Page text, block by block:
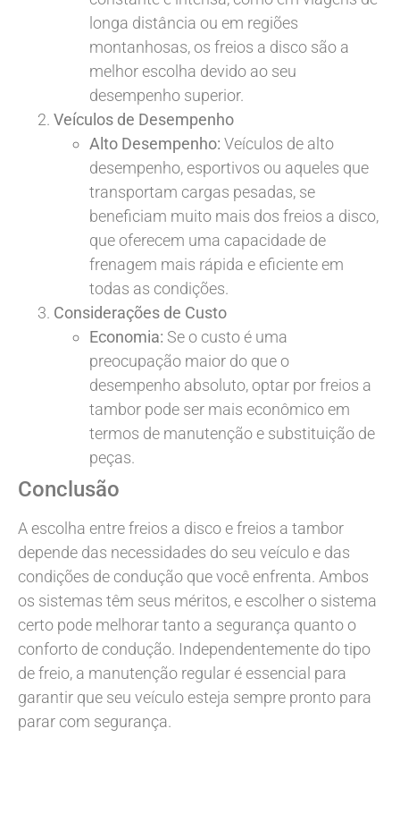
longa distância ou em regiões
montanhosas, os freios a disco são a
melhor escolha devido ao seu
desempenho superior.
Veículos de Desempenho
Alto Desempenho: Veículos de alto
desempenho, esportivos ou aqueles que
transportam cargas pesadas, se
beneficiam muito mais dos freios a disco,
que oferecem uma capacidade de
frenagem mais rápida e eficiente em
todas as condições.
Considerações de Custo
Economia: Se o custo é uma
preocupação maior do que o
desempenho absoluto, optar por freios a
tambor pode ser mais econômico em
termos de manutenção e substituição de
peças.
Conclusão
A escolha entre freios a disco e freios a tambor
depende das necessidades do seu veículo e das
condições de condução que você enfrenta. Ambos
os sistemas têm seus méritos, e escolher o sistema
certo pode melhorar tanto a segurança quanto o
conforto de condução. Independentemente do tipo
de freio, a manutenção regular é essencial para
garantir que seu veículo esteja sempre pronto para
parar com segurança.